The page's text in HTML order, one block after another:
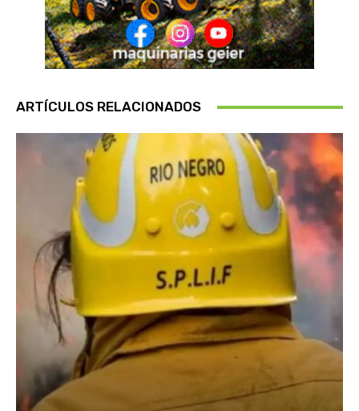
ARTÍCULOS RELACIONADOS